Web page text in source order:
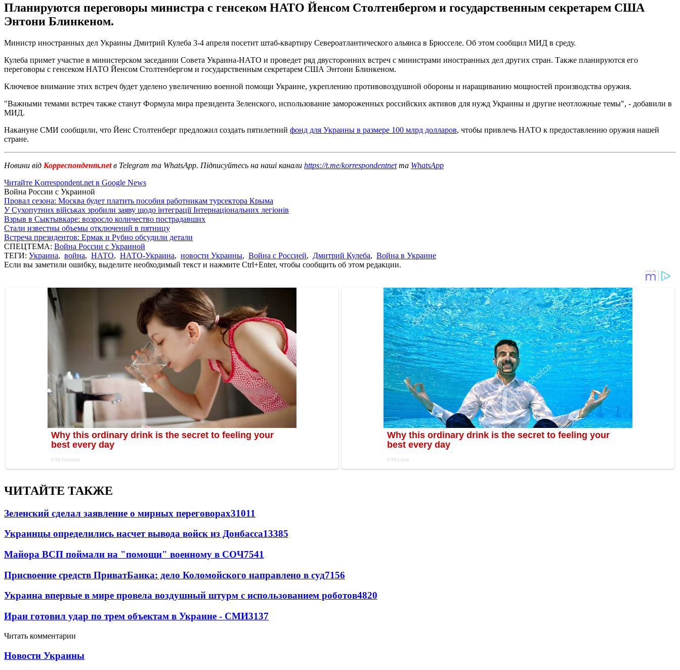
Планируются переговоры министра с генсеком НАТО Йенсом Столтенбергом и государственным секретарем США
Энтони Блинкеном.
Министр иностранных дел Украины Дмитрий Кулеба 3-4 апреля посетит штаб-квартиру Североатлантического альянса в Брюсселе. Об этом сообщил МИД в среду.
Кулеба примет участие в министерском заседании Совета Украина-НАТО и проведет ряд двусторонних встреч с министрами иностранных дел других стран. Также планируются его
переговоры с генсеком НАТО Йенсом Столтенбергом и государственным секретарем США Энтони Блинкеном.
Ключевое внимание этих встреч будет уделено увеличению военной помощи Украине, укреплению противовоздушной обороны и наращиванию мощностей производства оружия.
"Важными темами встреч также станут Формула мира президента Зеленского, использование замороженных российских активов для нужд Украины и другие неотложные темы", - добавили в
МИД.
Накануне СМИ сообщили, что Йенс Столтенберг предложил создать пятилетний фонд для Украины в размере 100 млрд долларов, чтобы привлечь НАТО к предоставлению оружия нашей
стране.
Новини від Корреспондент.netв Telegram та WhatsApp. Підписуйтесь на наші канали https://t.me/korrespondentnetта WhatsApp
Читайте Korrespondent.net в Google News
Война России с Украиной
Провал сезона: Москва будет платить пособия работникам турсектора Крыма
У Сухопутних військах зробили заяву щодо інтеграції Інтернаціональних легіонів
Взрыв в Сыктывкаре: возросло количество пострадавших
Стали известны объемы отключений в пятницу
Встреча президентов: Ермак и Рубио обсудили детали
СПЕЦТЕМА: Война России с Украиной
ТЕГИ: Украина, война, НАТО, НАТО-Украина, новости Украины, Война с Россией, Дмитрий Кулеба, Война в Украине
Если вы заметили ошибку, выделите необходимый текст и нажмите Ctrl+Enter, чтобы сообщить об этом редакции.
ЧИТАЙТЕ ТАКЖЕ
Зеленский сделал заявление о мирных переговорах31011
Украинцы определились насчет вывода войск из Донбасса13385
Майора ВСП поймали на "помощи" военному в СОЧ7541
Присвоение средств ПриватБанка: дело Коломойского направлено в суд7156
Украина впервые в мире провела воздушный штурм с использованием роботов4820
Иран готовил удар по трем объектам в Украине - СМИ3137
Читать комментарии
Новости Украины